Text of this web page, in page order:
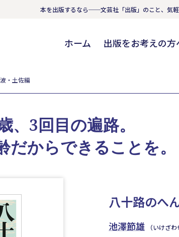
本を出版するなら──文芸社「出版」のこと、気軽
ホーム 出版をお考えの方
・土佐編
八十路のへ
池澤節雄 （いけざわ
、3回目の遍路。
からできることを。